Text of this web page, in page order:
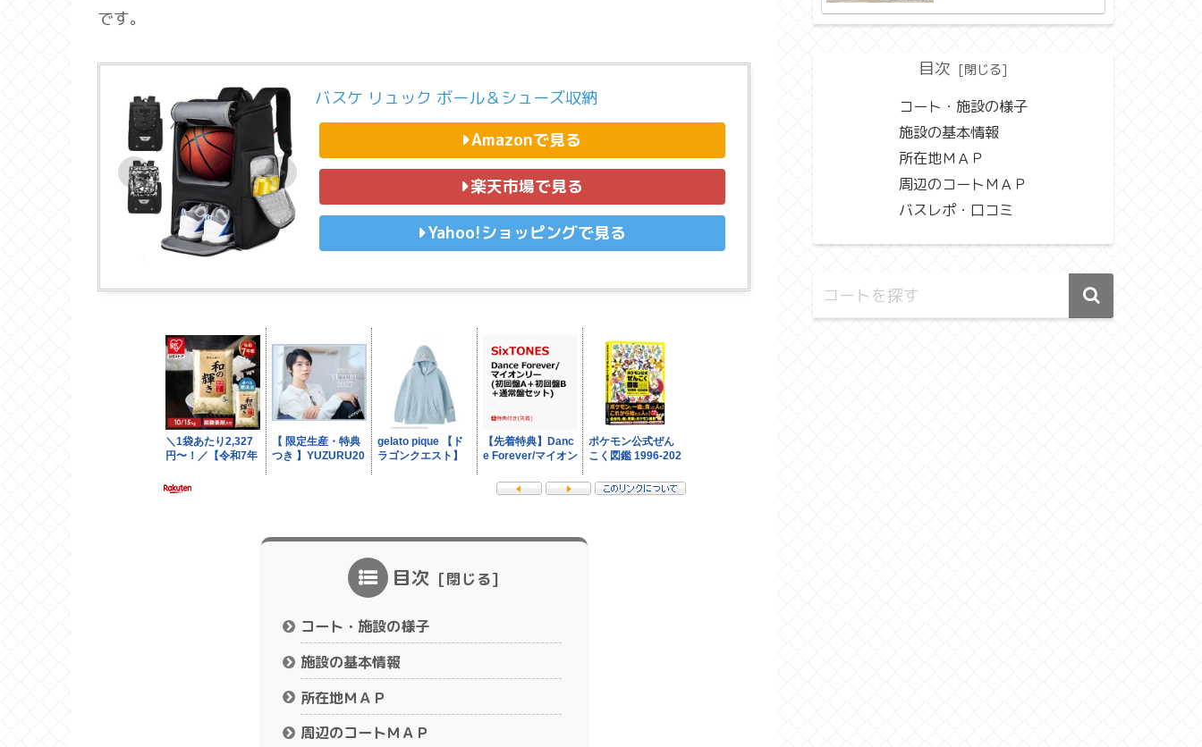
です。
バスケ リュック ボール＆シューズ収納
Amazonで見る
楽天市場で見る
Yahoo!ショッピングで見る
目次
コート・施設の様子
施設の基本情報
所在地ＭＡＰ
周辺のコートＭＡＰ
目次
コート・施設の様子
施設の基本情報
所在地ＭＡＰ
周辺のコートＭＡＰ
バスレポ・口コミ